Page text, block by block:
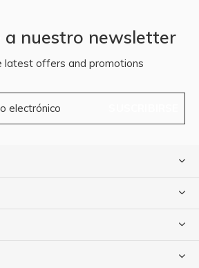
a nuestro newsletter
latest offers and promotions